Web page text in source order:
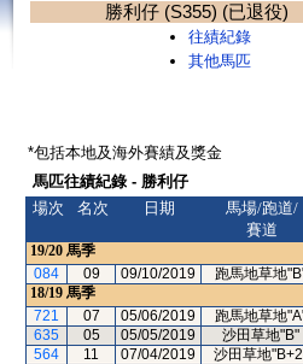
勝利仔 (S355) (已退役)
往績紀錄
其他馬匹
*包括本地及海外賽績及獎金
馬匹往績紀錄 - 勝利仔
場次
名次 日期
馬場/跑道/
賽道
19/20 馬季
084
09 09/10/2019 跑馬地草地
18/19 馬季
721
07 05/06/2019 跑馬地草地
635
05 05/05/2019 沙田草地"B"
564
11 07/04/2019 沙田草地